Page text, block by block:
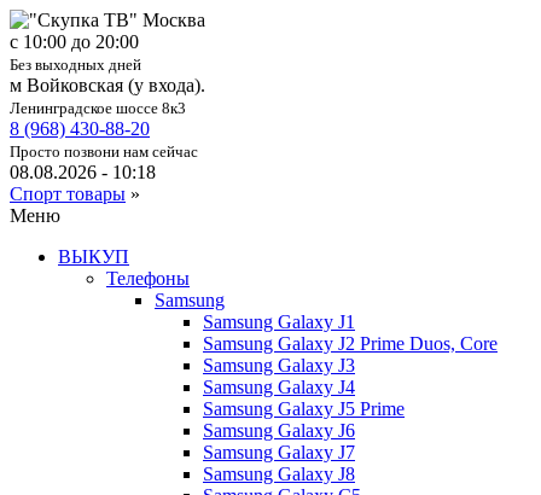
c 10:00 до 20:00
Без выходных дней
м Войковская (у входа).
Ленинградское шоссе 8к3
8 (968) 430-88-20
Просто позвони нам сейчас
08.08.2026 - 10:18
Спорт товары »
Меню
ВЫКУП
Телефоны
Samsung
Samsung Galaxy J1
Samsung Galaxy J2 Prime Duos, Core
Samsung Galaxy J3
Samsung Galaxy J4
Samsung Galaxy J5 Prime
Samsung Galaxy J6
Samsung Galaxy J7
Samsung Galaxy J8